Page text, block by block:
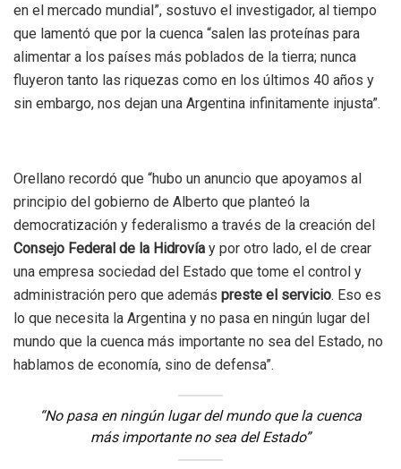
en el mercado mundial”, sostuvo el investigador, al tiempo
que lamentó que por la cuenca “salen las proteínas para
alimentar a los países más poblados de la tierra; nunca
fluyeron tanto las riquezas como en los últimos 40 años y
sin embargo, nos dejan una Argentina infinitamente injusta”.
Orellano recordó que “hubo un anuncio que apoyamos al
principio del gobierno de Alberto que planteó la
democratización y federalismo a través de la creación del
Consejo Federal de la Hidrovía y por otro lado, el de crear
una empresa sociedad del Estado que tome el control y
administración pero que además preste el servicio. Eso es
lo que necesita la Argentina y no pasa en ningún lugar del
mundo que la cuenca más importante no sea del Estado, no
hablamos de economía, sino de defensa”.
“No pasa en ningún lugar del mundo que la cuenca
más importante no sea del Estado”